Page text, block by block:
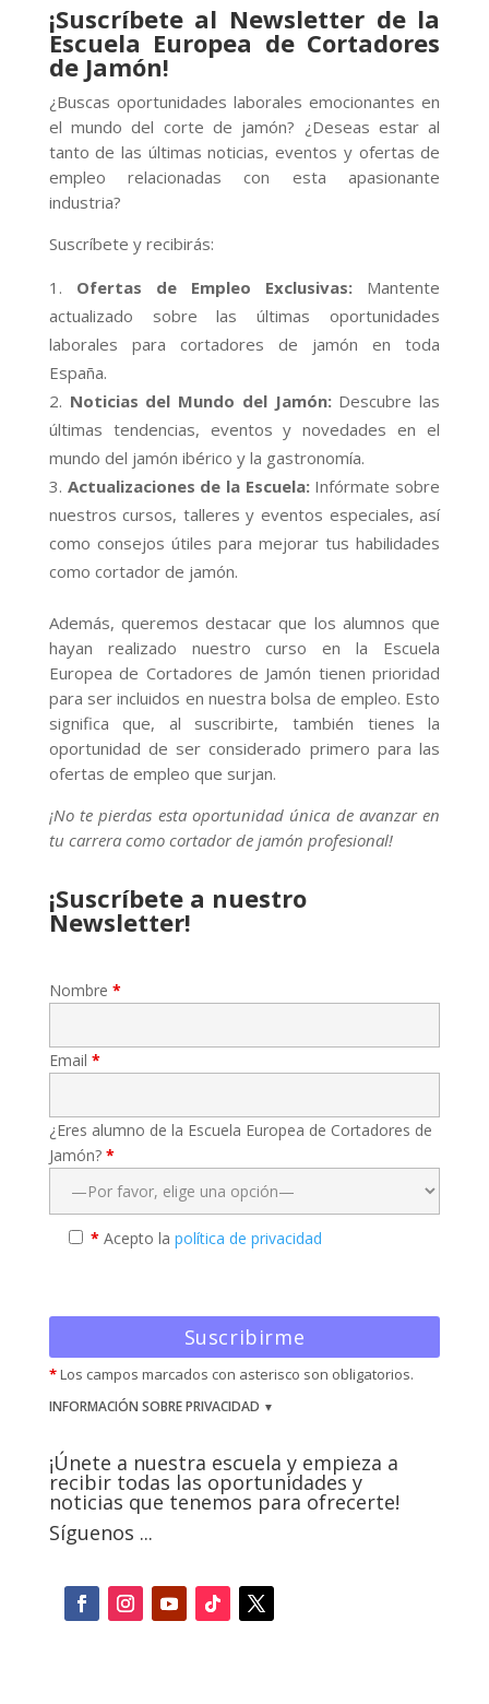
¡Suscríbete al Newsletter de la
Escuela Europea de Cortadores
de Jamón!
¿Buscas oportunidades laborales emocionantes en
el mundo del corte de jamón? ¿Deseas estar al
tanto de las últimas noticias, eventos y ofertas de
empleo relacionadas con esta apasionante
industria?
Suscríbete y recibirás:
Ofertas de Empleo Exclusivas: Mantente
actualizado sobre las últimas oportunidades
laborales para cortadores de jamón en toda
España.
Noticias del Mundo del Jamón:Descubre las
últimas tendencias, eventos y novedades en el
mundo del jamón ibérico y la gastronomía.
Actualizaciones de la Escuela:Infórmate sobre
nuestros cursos, talleres y eventos especiales, así
como consejos útiles para mejorar tus habilidades
como cortador de jamón.
Además, queremos destacar que los alumnos que
hayan realizado nuestro curso en la Escuela
Europea de Cortadores de Jamón tienen prioridad
para ser incluidos en nuestra bolsa de empleo. Esto
significa que, al suscribirte, también tienes la
oportunidad de ser considerado primero para las
ofertas de empleo que surjan.
¡No te pierdas esta oportunidad única de avanzar en
tu carrera como cortador de jamón profesional!
¡Suscríbete a nuestro
Newsletter!
Nombre *
Email *
¿Eres alumno de la Escuela Europea de Cortadores de
Jamón? *
* Acepto la política de privacidad
*Los campos marcados con asterisco son obligatorios.
INFORMACIÓN SOBRE PRIVACIDAD
¡Únete a nuestra escuela y empieza a
recibir todas las oportunidades y
noticias que tenemos para ofrecerte!
Síguenos ...